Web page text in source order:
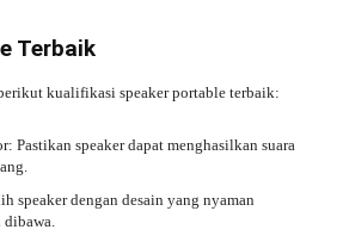
Terbaik
kualifikasi speaker portable terbaik:
Pastikan speaker dapat menghasilkan suara
speaker dengan desain yang nyaman
dibawa.